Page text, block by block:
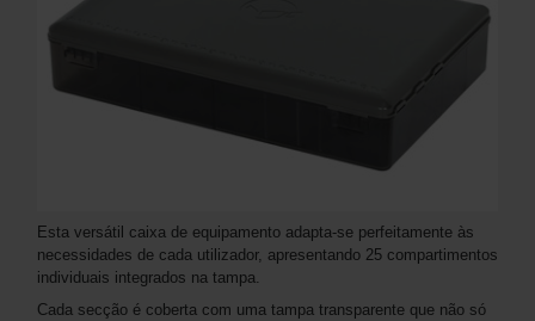
Esta versátil caixa de equipamento adapta-se perfeitamente às
necessidades de cada utilizador, apresentando 25 compartimentos
individuais integrados na tampa.
Cada secção é coberta com uma tampa transparente que não só